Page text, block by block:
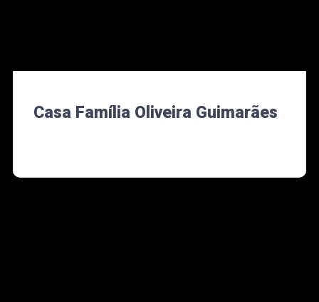
Casa Família Oliveira Guimarães